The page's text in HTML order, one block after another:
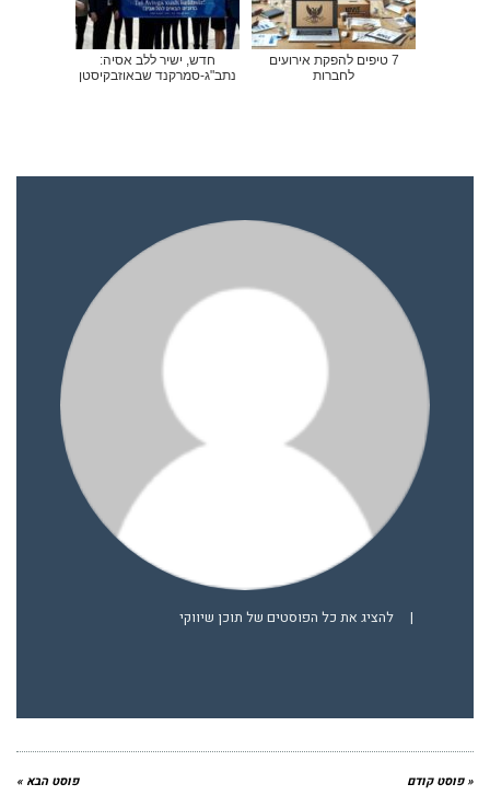
7 טיפים להפקת אירועים
לחברות
חדש, ישיר ללב אסיה:
נתב"ג-סמרקנד שבאוזבקיסטן
| להציג את כל הפוסטים של תוכן שיווקי
« פוסט קודם פוסט הבא »